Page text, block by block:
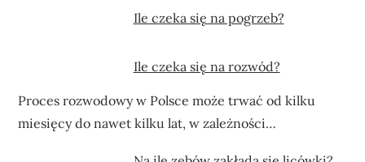
Ile czeka się na pogrzeb?
Ile czeka się na rozwód?
Proces rozwodowy w Polsce może trwać od kilku
miesięcy do nawet kilku lat, w zależności…